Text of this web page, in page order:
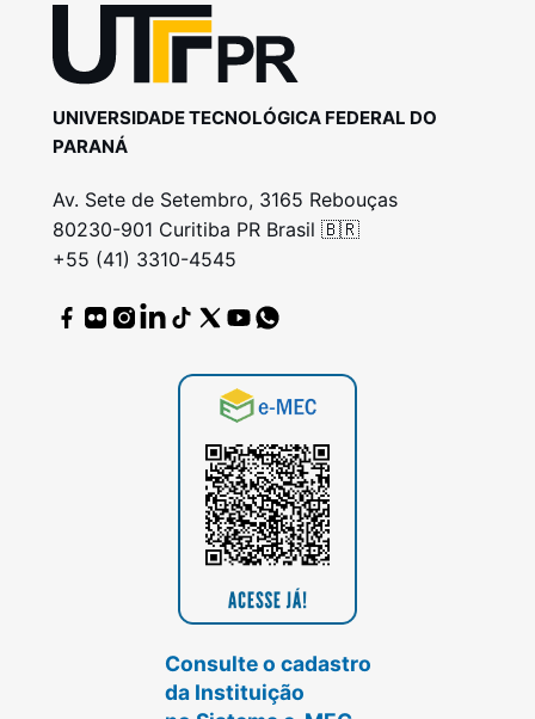
UNIVERSIDADE TECNOLÓGICA FEDERAL DO
PARANÁ
Av. Sete de Setembro, 3165 Rebouças
80230-901 Curitiba PR Brasil 🇧🇷
+55 (41) 3310-4545
Consulte o cadastro
da Instituição